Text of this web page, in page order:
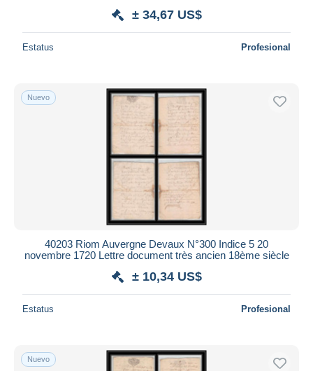
± 34,67 US$
Estatus Profesional
Nuevo
40203 Riom Auvergne Devaux N°300 Indice 5 20
novembre 1720 Lettre document très ancien 18ème siècle
± 10,34 US$
Estatus Profesional
Nuevo